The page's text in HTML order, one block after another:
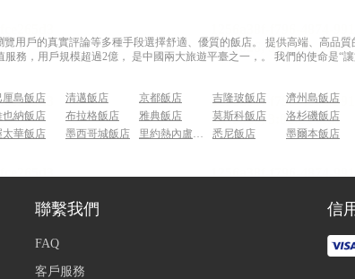
用戶的真實評論等多種手段選擇舒適、優質的飯店。 提供高端、高品
務，用戶規模超過2億， 是中國兩大旅遊平臺之一，。 我們的使命是“
厘島飯店 清邁飯店 京都飯店 吉隆玻飯店 濟州島飯店
也納飯店 布拉格飯店 雅典飯店 莫斯科飯店 洛杉磯飯店
太華飯店 墨西哥城飯店 里約熱內盧飯店 悉尼飯店 墨爾本飯店
聯繫我們
FAQ
客戶服務
信